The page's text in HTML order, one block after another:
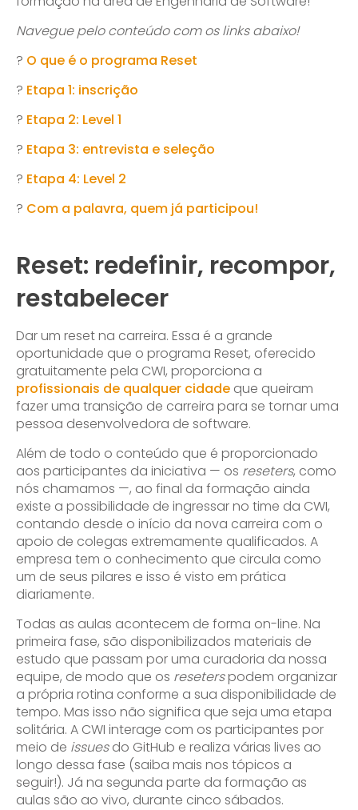
Navegue pelo conteúdo com os links abaixo!
? O que é o programa Reset
? Etapa 1: inscrição
? Etapa 2: Level 1
? Etapa 3: entrevista e seleção
? Etapa 4: Level 2
? Com a palavra, quem já participou!
Reset: redefinir, recompor,
restabelecer
Dar um reset na carreira. Essa é a grande
oportunidade que o programa Reset, oferecido
gratuitamente pela CWI, proporciona a
profissionais de qualquer cidade que queiram
fazer uma transição de carreira para se tornar uma
pessoa desenvolvedora de software.
Além de todo o conteúdo que é proporcionado
aos participantes da iniciativa — os reseters, como
nós chamamos —, ao final da formação ainda
existe a possibilidade de ingressar no time da CWI,
contando desde o início da nova carreira com o
apoio de colegas extremamente qualificados. A
empresa tem o conhecimento que circula como
um de seus pilares e isso é visto em prática
diariamente.
Todas as aulas acontecem de forma on-line. Na
primeira fase, são disponibilizados materiais de
estudo que passam por uma curadoria da nossa
equipe, de modo que os reseterspodem organizar
a própria rotina conforme a sua disponibilidade de
tempo. Mas isso não significa que seja uma etapa
solitária. A CWI interage com os participantes por
meio de issuesdo GitHub e realiza várias lives ao
longo dessa fase (saiba mais nos tópicos a
seguir!). Já na segunda parte da formação as
aulas são ao vivo, durante cinco sábados.